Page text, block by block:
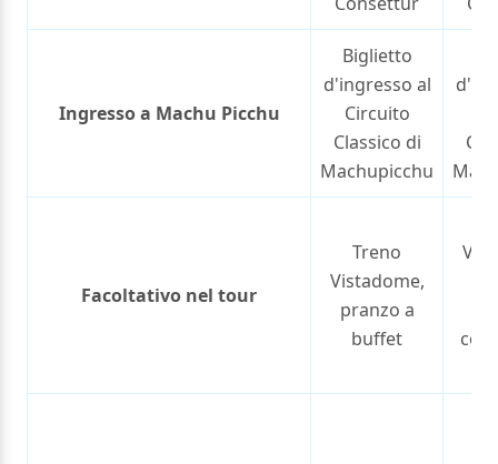
Ingresso a Machu Picchu
Biglietto
d'ingresso al
Circuito
Classico di
Machupicchu
Facoltativo nel tour
Treno
Vistadome,
pranzo a
buffet